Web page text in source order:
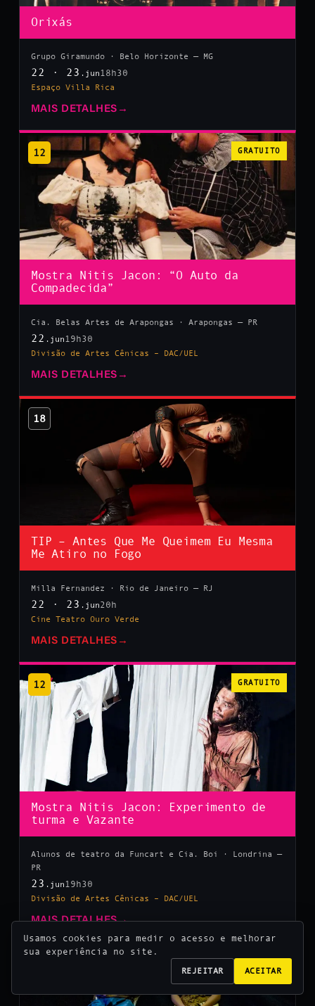
Orixás
Grupo Giramundo · Belo Horizonte — MG
22 · 23 .jun 18h30
Espaço Villa Rica
MAIS DETALHES →
12 GRATUITO
Mostra Nitis Jacon: “O Auto da
Compadecida”
Cia. Belas Artes de Arapongas · Arapongas — PR
22 .jun 19h30
Divisão de Artes Cênicas – DAC/UEL
MAIS DETALHES →
18
TIP – Antes Que Me Queimem Eu Mesma
Me Atiro no Fogo
Milla Fernandez · Rio de Janeiro — RJ
22 · 23 .jun20h
Cine Teatro Ouro Verde
MAIS DETALHES →
12 GRATUITO
Mostra Nitis Jacon: Experimento de
turma e Vazante
Alunos de teatro da Funcart e Cia. Boi · Londrina —
PR
23 .jun 19h30
Divisão de Artes Cênicas – DAC/UEL
MAIS DETALHES→
Usamos cookies para medir o acesso e melhorar
sua experiência no site.
REJEITAR ACEITAR